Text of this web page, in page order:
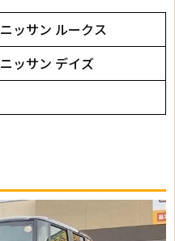
ニッサン ルークス
ニッサン デイズ